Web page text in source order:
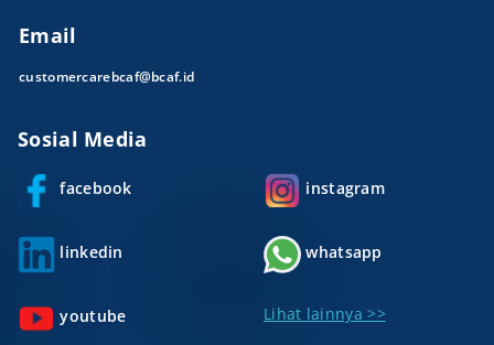
Email
customercarebcaf@bcaf.id
Sosial Media
facebook instagram
linkedin whatsapp
youtube Lihat lainnya >>